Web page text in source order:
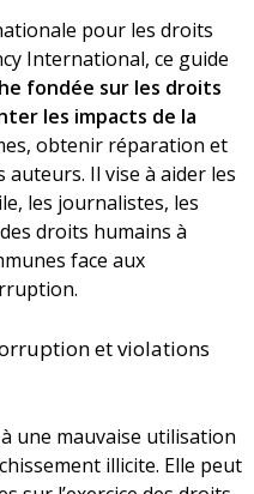
pour les droits
International, ce guide
fondée sur les droits
les impacts de la
obtenir réparation et
Il vise à aider les
les journalistes, les
droits humains à
face aux
et violations
une mauvaise utilisation
illicite. Elle peut